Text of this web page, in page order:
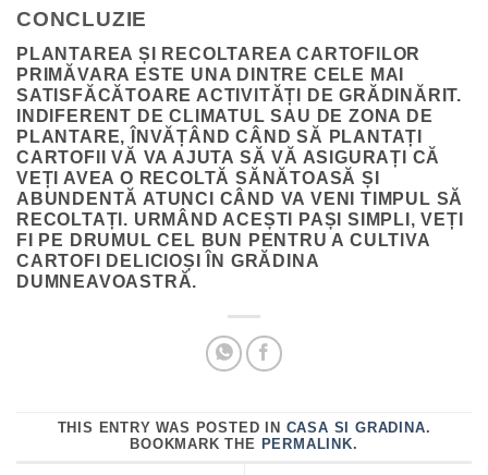
CONCLUZIE
PLANTAREA ȘI RECOLTAREA CARTOFILOR
PRIMĂVARA ESTE UNA DINTRE CELE MAI
SATISFĂCĂTOARE ACTIVITĂȚI DE GRĂDINĂRIT.
INDIFERENT DE CLIMATUL SAU DE ZONA DE
PLANTARE, ÎNVĂȚÂND CÂND SĂ PLANTAȚI
CARTOFII VĂ VA AJUTA SĂ VĂ ASIGURAȚI CĂ
VEȚI AVEA O RECOLTĂ SĂNĂTOASĂ ȘI
ABUNDENTĂ ATUNCI CÂND VA VENI TIMPUL SĂ
RECOLTAȚI. URMÂND ACEȘTI PAȘI SIMPLI, VEȚI
FI PE DRUMUL CEL BUN PENTRU A CULTIVA
CARTOFI DELICIOȘI ÎN GRĂDINA
DUMNEAVOASTRĂ.
THIS ENTRY WAS POSTED IN CASA SI GRADINA.
BOOKMARK THE PERMALINK.